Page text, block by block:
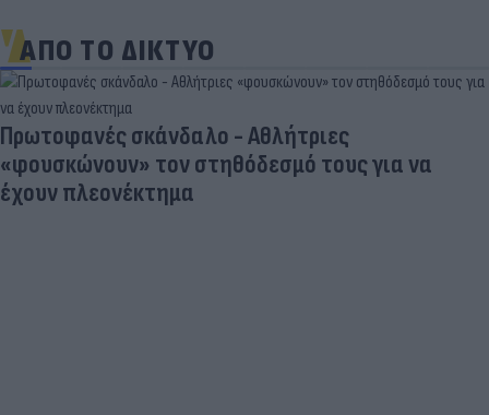
ΑΠΟ ΤΟ ΔΙΚΤΥΟ
Πρωτοφανές σκάνδαλο - Aθλήτριες
«φουσκώνουν» τον στηθόδεσμό τους για να
έχουν πλεονέκτημα